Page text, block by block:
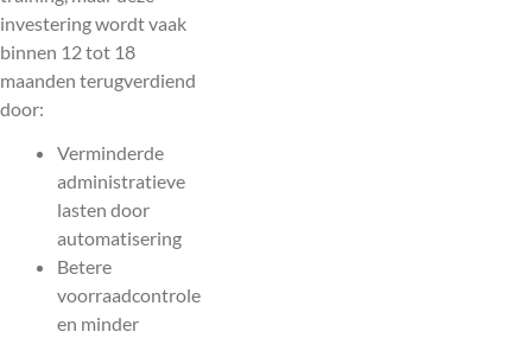
investering wordt vaak
binnen 12 tot 18
maanden terugverdiend
door:
Verminderde
administratieve
lasten door
automatisering
Betere
voorraadcontrole
en minder